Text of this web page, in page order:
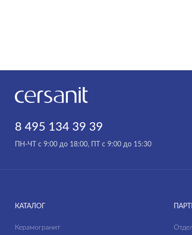
8 495 134 39 39
ПН-ЧТ с 9:00 до 18:00, ПТ с 9:00 до 15:30
КАТАЛОГ
Керамогранит